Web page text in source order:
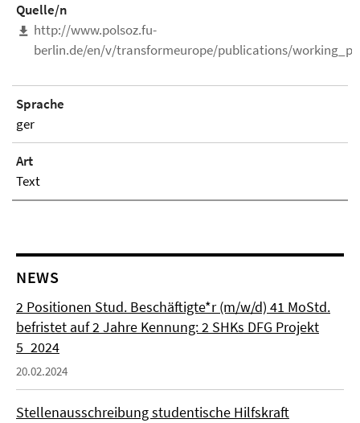
Quelle/n
http://www.polsoz.fu-
berlin.de/en/v/transformeurope/publications/
Sprache
ger
Art
Text
NEWS
2 Positionen Stud. Beschäftigte*r (m/w/d) 41 MoStd.
befristet auf 2 Jahre Kennung: 2 SHKs DFG Projekt
5_2024
20.02.2024
Stellenausschreibung studentische Hilfskraft